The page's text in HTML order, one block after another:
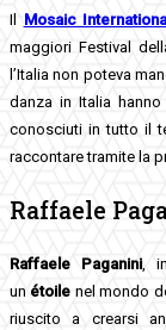
Il Mosaic
maggiori Festival
l’Italia non poteva
danza in Italia
conosciuti in tutto il
raccontare tramite la
Raffaele
Raffaele Paganini,
un étoile nel mondo
riuscito a crearsi